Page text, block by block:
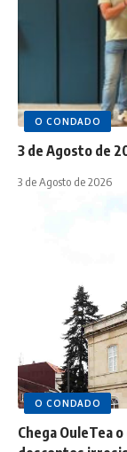
O CONDADO
3 de Agosto de
3 de Agosto de 2026
O CONDADO
Chega OuleTea